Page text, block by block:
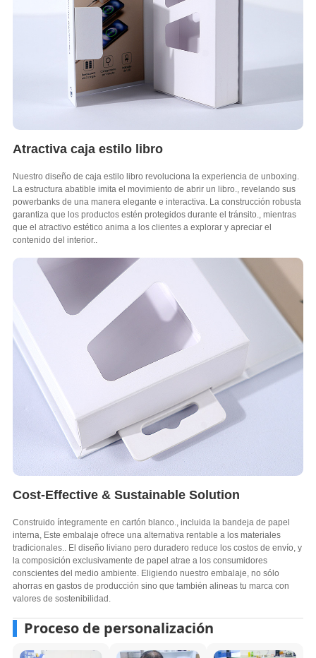
Atractiva caja estilo libro
Nuestro diseño de caja estilo libro revoluciona la experiencia de unboxing.
La estructura abatible imita el movimiento de abrir un libro., revelando sus
powerbanks de una manera elegante e interactiva. La construcción robusta
garantiza que los productos estén protegidos durante el tránsito., mientras
que el atractivo estético anima a los clientes a explorar y apreciar el
contenido del interior..
Cost-Effective & Sustainable Solution
Construido íntegramente en cartón blanco., incluida la bandeja de papel
interna, Este embalaje ofrece una alternativa rentable a los materiales
tradicionales.. El diseño liviano pero duradero reduce los costos de envío, y
la composición exclusivamente de papel atrae a los consumidores
conscientes del medio ambiente. Eligiendo nuestro embalaje, no sólo
ahorras en gastos de producción sino que también alineas tu marca con
valores de sostenibilidad.
Proceso de personalización